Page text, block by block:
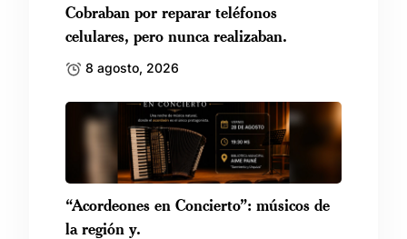
Cobraban por reparar teléfonos
celulares, pero nunca realizaban.
8 agosto, 2026
“Acordeones en Concierto”: músicos de
la región y.